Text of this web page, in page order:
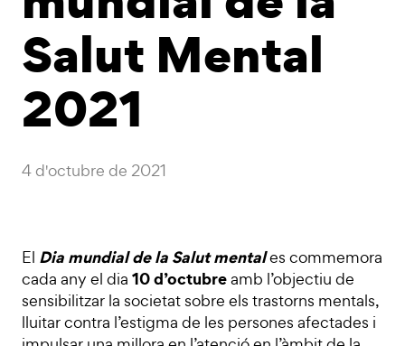
Salut Mental
2021
4 d'octubre de 2021
El Dia mundial de la Salut mentales commemora
cada any el dia 10 d’octubreamb l’objectiu de
sensibilitzar la societat sobre els trastorns mentals,
lluitar contra l’estigma de les persones afectades i